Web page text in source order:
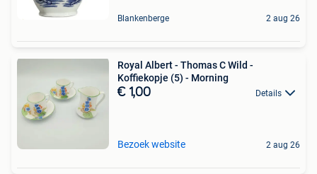
Blankenberge 2 aug 26
Royal Albert - Thomas C Wild -
Koffiekopje (5) - Morning
€ 1,00 Details
Bezoek website 2 aug 26